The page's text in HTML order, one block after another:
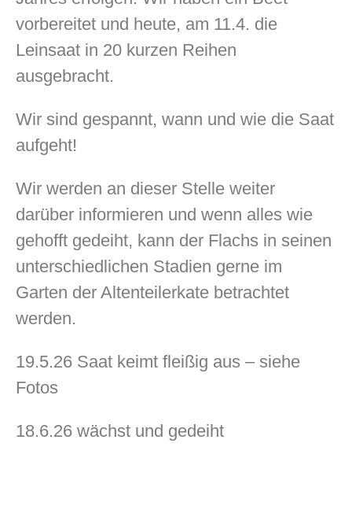
vorbereitet und heute, am 11.4. die
Leinsaat in 20 kurzen Reihen
ausgebracht.
Wir sind gespannt, wann und wie die Saat
aufgeht!
Wir werden an dieser Stelle weiter
darüber informieren und wenn alles wie
gehofft gedeiht, kann der Flachs in seinen
unterschiedlichen Stadien gerne im
Garten der Altenteilerkate betrachtet
werden.
19.5.26 Saat keimt fleißig aus – siehe
Fotos
18.6.26 wächst und gedeiht